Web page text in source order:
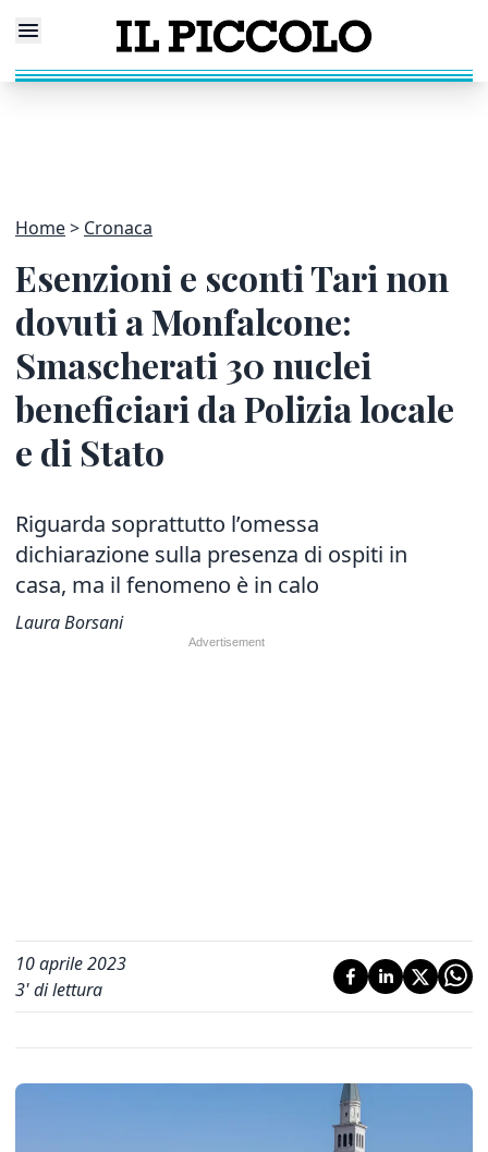
Home Cronaca
Esenzioni e sconti Tari non
dovuti a Monfalcone:
Smascherati 30 nuclei
beneficiari da Polizia locale
e di Stato
Riguarda soprattutto l’omessa
dichiarazione sulla presenza di ospiti in
casa, ma il fenomeno è in calo
Laura Borsani
10 aprile 2023
3' di lettura